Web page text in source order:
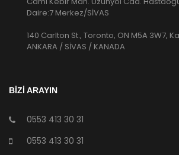
Daire:7 Merkez/SİVAS
140 Carlton St., Toronto, ON M5A 3W7,
ANKARA / SİVAS / KANADA
BİZİ ARAYIN
0553 413 30 31
0553 413 30 31